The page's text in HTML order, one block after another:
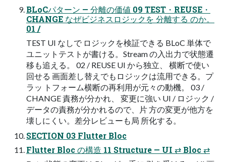
BLoCパターン — 分離の価値 09 TEST・REUSE・
CHANGE なぜビジネスロジックを 分離する のか。
01 /
TEST UI なしで ロジックを検証できる BLoC 単体で
ユニットテストが書ける。Stream の入出力で状態遷
移も追える。 02 / REUSE UI から独立、 横断で使い
回せる 画面差し替えでもロジックは流用できる。プ
ラッ トフォーム横断の再利用が元々の動機。 03 /
CHANGE 責務が分かれ、 変更に強い UI / ロジック /
データの責務が分かれるので、片 方の変更が他方を
壊しにくい。差分レビューも局 所化する。
SECTION 03 Flutter Bloc
Flutter Bloc の構造 11 Structure — UI ⇄ Bloc ⇄